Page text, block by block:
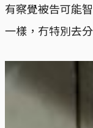
有察覺被告可能
一樣，冇特別去